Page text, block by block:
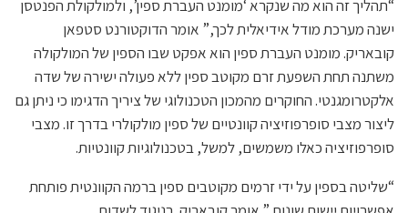
“תהליך זה הוא מה שנקרא ‘מומנט העברת ספין’, ולמולקולת הפנטסן
ישנה מערכת מודל אידיאלית לכך,” אומר הדוקטורנט סטפאן
קובאריק. מומנט העברת ספין הוא אפקט שבו הספין של המולקולה
משתנה תחת השפעת זרם מקוטב ספין ללא פעולה ישירה של שדה
אלקטרומגנטי. החוקרים מהמכון הטכנולוגי של ציריך הדגימו כי ניתן גם
ליצור מצבי סופרפוזיציה קוונטיים של ספין מולקולרי בדרך זו. מצבי
סופרפוזיציה כאלו משמשים, למשל, בטכנולוגיות קוונטיות.
“שליטה בספין על ידי זרמים מקוטבים ספין ברמה הקוונטית פותחת